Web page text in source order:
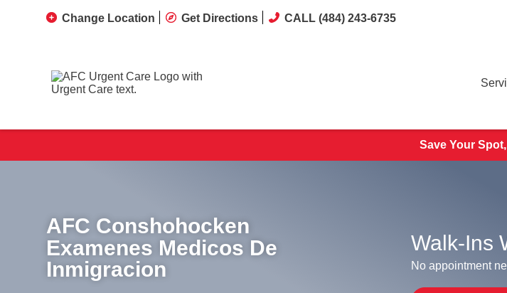
Change Location Get Directions CALL (484) 243-6735
Save Your Spot,
AFC Conshohocken
Examenes Medicos De
Inmigracion
Walk-Ins
No appointment